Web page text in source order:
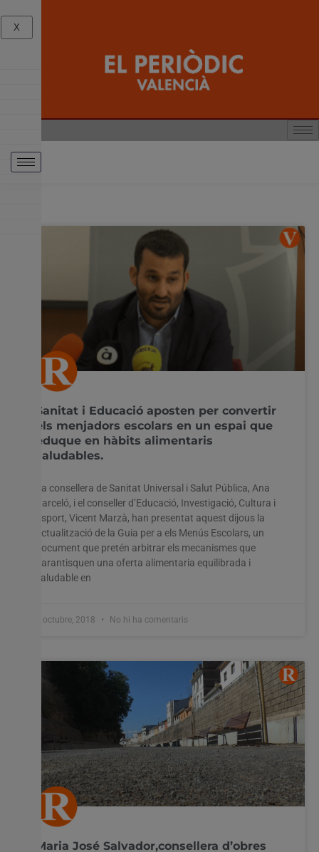
Sanitat i Educació aposten per convertir
els menjadors escolars en un espai que
eduque en hàbits alimentaris
saludables.
La consellera de Sanitat Universal i Salut Pública, Ana
Barceló, i el conseller d’Educació, Investigació, Cultura i
Esport, Vicent Marzà, han presentat aquest dijous la
actualització de la Guia per a els Menús Escolars, un
document que pretén arbitrar els mecanismes que
garantisquen una oferta alimentaria equilibrada i
saludable en
3 octubre, 2018 No hi ha comentaris
Maria José Salvador,consellera d’obres